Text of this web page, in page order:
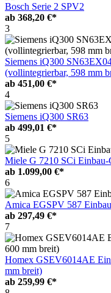
Bosch Serie 2 SPV2
ab 368,20 €*
3
Siemens iQ300
(vollintegrierbar, 598 mm
ab 451,00 €*
4
Siemens iQ300 SR63
ab 499,01 €*
5
Miele G 7210 SCi Einbau-
ab 1.099,00 €*
6
Amica EGSPV 587
ab 297,49 €*
7
Homex GSEV6014AE
mm breit)
ab 259,99 €*